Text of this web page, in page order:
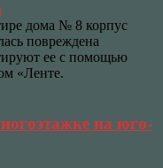
дома № 8 корпус
повреждена
ее с помощью
«Ленте.
на юго-